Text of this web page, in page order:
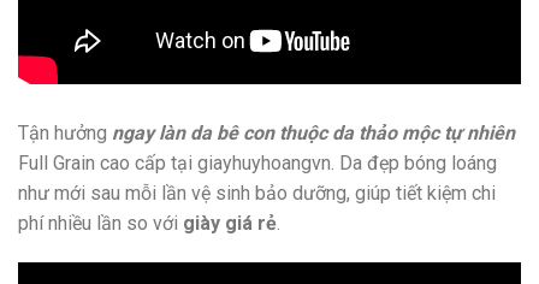
Tận hưởng ngay làn da bê con thuộc da thảo mộc tự nhiên
Full Grain cao cấp tại giayhuyhoangvn. Da đẹp bóng loáng
như mới sau mỗi lần vệ sinh bảo dưỡng, giúp tiết kiệm chi
phí nhiều lần so với giày giá rẻ